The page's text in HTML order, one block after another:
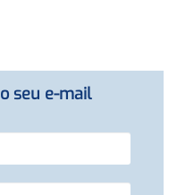
seu e-mail